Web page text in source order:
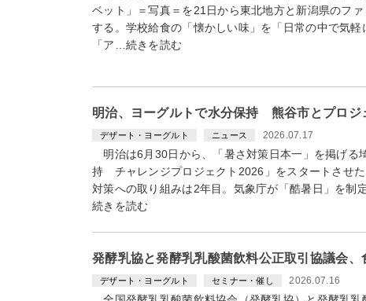
ベット」＝写真＝を21日から東北地方と新潟県のフ
する。学校給食の「懐かしい味」を「日常の中で気
「ア…続きを読む
明治、ヨーグルトで水分保持 熊谷市とプロジ
デザート・ヨーグルト ニュース 2026.07.17
明治は6月30日から、「暑さ対策日本一」を掲げる
持 チャレンジプロジェクト2026」をスタートさせ
対策への取り組みは2年目。気象庁が「酷暑日」を制
続きを読む
発酵乳協と発酵乳乳酸菌飲料公正取引協議会、
デザート・ヨーグルト セミナー・催し 2026.07.16